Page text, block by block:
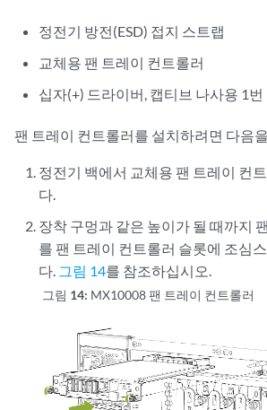
정전기 방전(ESD) 접지 스트랩
교체용 팬 트레이 컨트롤러
십자(+) 드라이버, 캡티브 나사용 1번
팬 트레이 컨트롤러를 설치하려면 다음
정전기 백에서 교체용 팬 트레이 컨
다.
장착 구멍과 같은 높이가 될 때까지
를 팬 트레이 컨트롤러 슬롯에 조심
다. 그림 14를 참조하십시오.
그림 14: MX10008 팬 트레이 컨트롤러